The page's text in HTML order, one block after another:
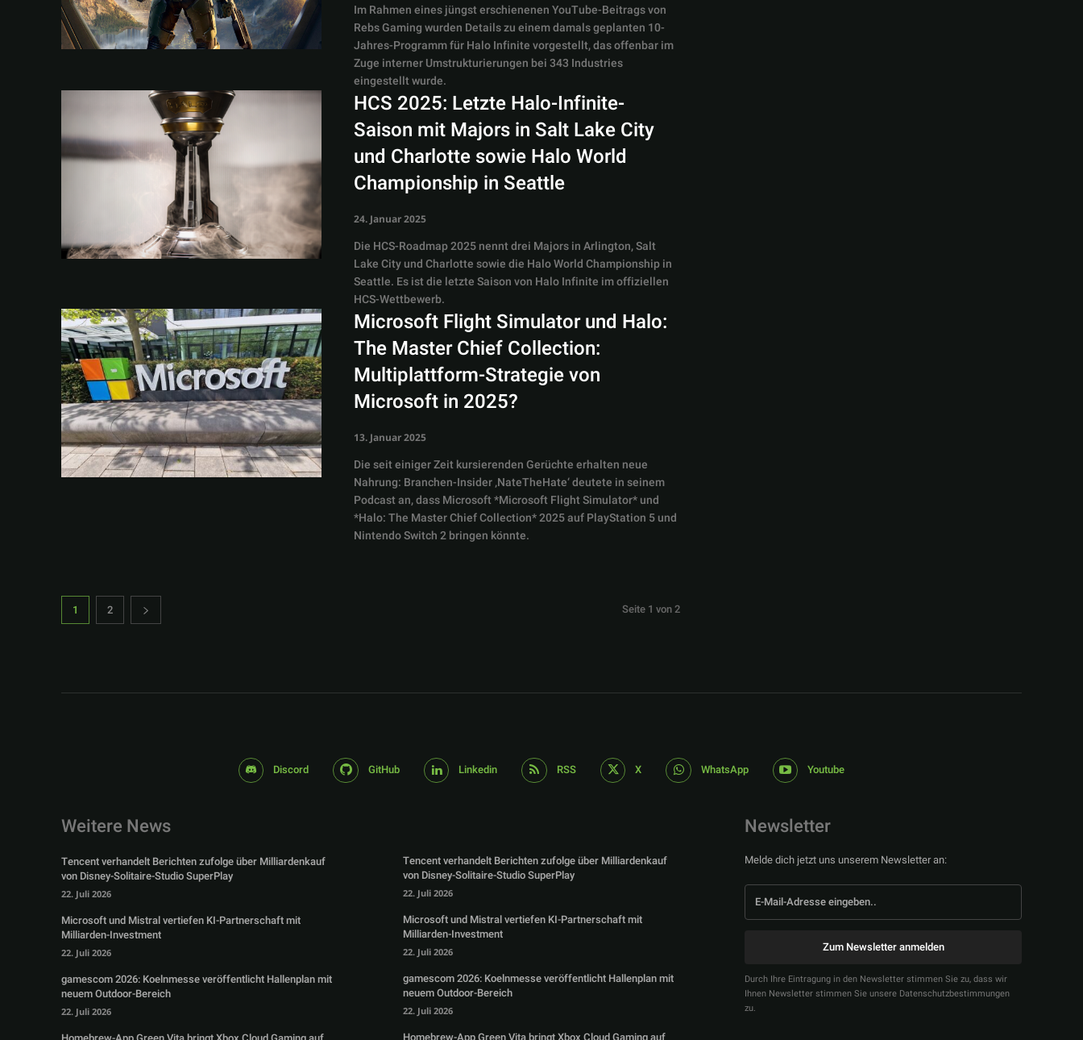
Im Rahmen eines jüngst erschienenen YouTube-Beitrags von
Rebs Gaming wurden Details zu einem damals geplanten 10-
Jahres-Programm für Halo Infinite vorgestellt, das offenbar im
Zuge interner Umstrukturierungen bei 343 Industries
eingestellt wurde.
HCS 2025: Letzte Halo-Infinite-
Saison mit Majors in Salt Lake City
und Charlotte sowie Halo World
Championship in Seattle
24. Januar 2025
Die HCS-Roadmap 2025 nennt drei Majors in Arlington, Salt
Lake City und Charlotte sowie die Halo World Championship in
Seattle. Es ist die letzte Saison von Halo Infinite im offiziellen
HCS-Wettbewerb.
Microsoft Flight Simulator und Halo:
The Master Chief Collection:
Multiplattform-Strategie von
Microsoft in 2025?
13. Januar 2025
Die seit einiger Zeit kursierenden Gerüchte erhalten neue
Nahrung: Branchen-Insider ‚NateTheHate‘ deutete in seinem
Podcast an, dass Microsoft *Microsoft Flight Simulator* und
*Halo: The Master Chief Collection* 2025 auf PlayStation 5 und
Nintendo Switch 2 bringen könnte.
1 2 Seite 1 von 2
Discord GitHub Linkedin RSS X WhatsApp Youtube
Weitere News
Tencent verhandelt Berichten zufolge über Milliardenkauf
von Disney-Solitaire-Studio SuperPlay
22. Juli 2026
Microsoft und Mistral vertiefen KI-Partnerschaft mit
Milliarden-Investment
22. Juli 2026
gamescom 2026: Koelnmesse veröffentlicht Hallenplan mit
neuem Outdoor-Bereich
22. Juli 2026
Tencent verhandelt Berichten zufolge über Milliardenkauf
von Disney-Solitaire-Studio SuperPlay
22. Juli 2026
Microsoft und Mistral vertiefen KI-Partnerschaft mit
Milliarden-Investment
22. Juli 2026
gamescom 2026: Koelnmesse veröffentlicht Hallenplan mit
neuem Outdoor-Bereich
22. Juli 2026
Newsletter
Melde dich jetzt uns unserem Newsletter an:
Zum Newsletter anmelden
Durch Ihre Eintragung in den Newsletter stimmen Sie zu, dass wir
Ihnen Newsletter stimmen Sie unsere Datenschutzbestimmungen
zu.